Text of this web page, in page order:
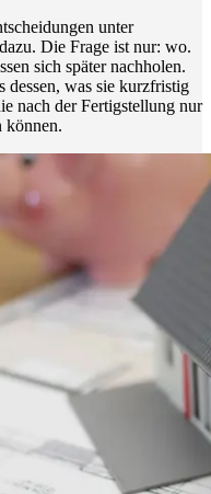
unter
Die Frage ist nur: wo.
sich später nachholen.
dessen, was sie kurzfristig
nach der Fertigstellung nur
können.